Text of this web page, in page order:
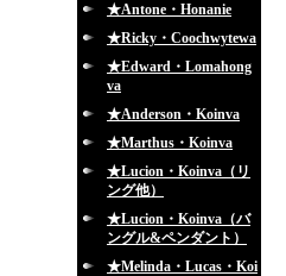
★Antone・Honanie
★Ricky・Coochwytewa
★Edward・Lomahong
va
★Anderson・Koinva
★Marthus・Koinva
★Lucion・Koinva（リ
ング他）
★Lucion・Koinva（バ
ングル&ペンダント）
★Melinda・Lucas・Koi